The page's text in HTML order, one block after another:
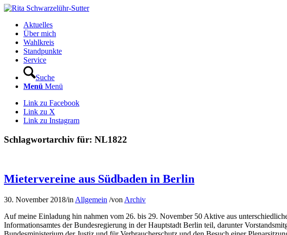
Aktuelles
Über mich
Wahlkreis
Standpunkte
Service
Suche
Menü Menü
Link zu Facebook
Link zu X
Link zu Instagram
Schlagwortarchiv für: NL1822
Mietervereine aus Südbaden in Berlin
30. November 2018/in Allgemein /von Archiv
Auf meine Einladung hin nahmen vom 26. bis 29. November 50 Aktive aus
Informationsamtes der Bundesregierung in der Hauptstadt Berlin teil, darunter